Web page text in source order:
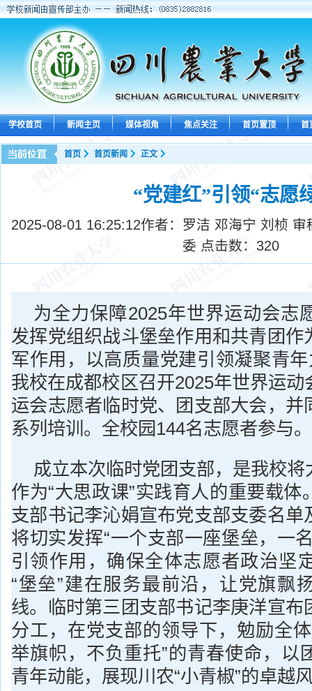
学校首页 新闻主页 媒体视角 焦点关注 首页置顶 首
首页 首页新闻 正文
“党建红”引领“志愿
2025-08-01 16:25:12作者：罗洁 邓海宁 刘桢
委 点击数： 320
为全力保障2025年世界运动会志
发挥党组织战斗堡垒作用和共青团作
军作用，以高质量党建引领凝聚青
我校在成都校区召开2025年世界运
运会志愿者临时党、团支部大会，并
系列培训。全校园144名志愿者参与。
成立本次临时党团支部，是我校
作为“大思政课”实践育人的重要载体
支部书记李沁娟宣布党支部支委名单
将切实发挥“一个支部一座堡垒，一
引领作用，确保全体志愿者政治坚
“堡垒”建在服务最前沿，让党旗飘
线。临时第三团支部书记李庚洋宣布
分工，在党支部的领导下，勉励全
举旗帜，不负重托”的青春使命，以
青年动能，展现川农“小青椒”的卓越